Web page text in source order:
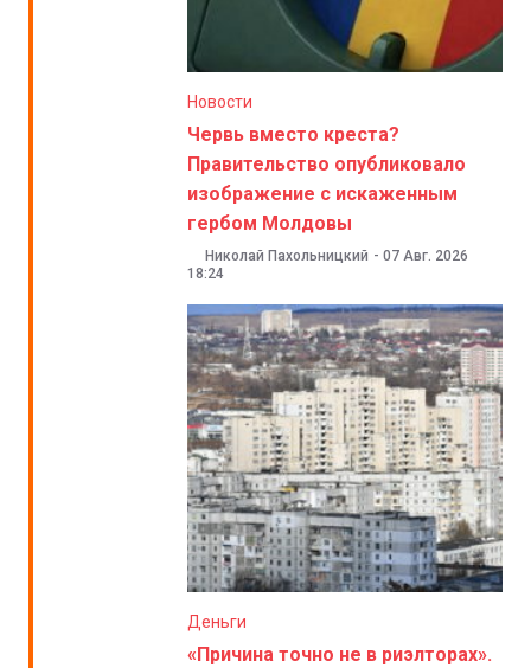
Новости
Червь вместо креста?
Правительство опубликовало
изображение с искаженным
гербом Молдовы
Николай Пахольницкий - 07 Авг. 2026
18:24
Деньги
«Причина точно не в риэлторах».